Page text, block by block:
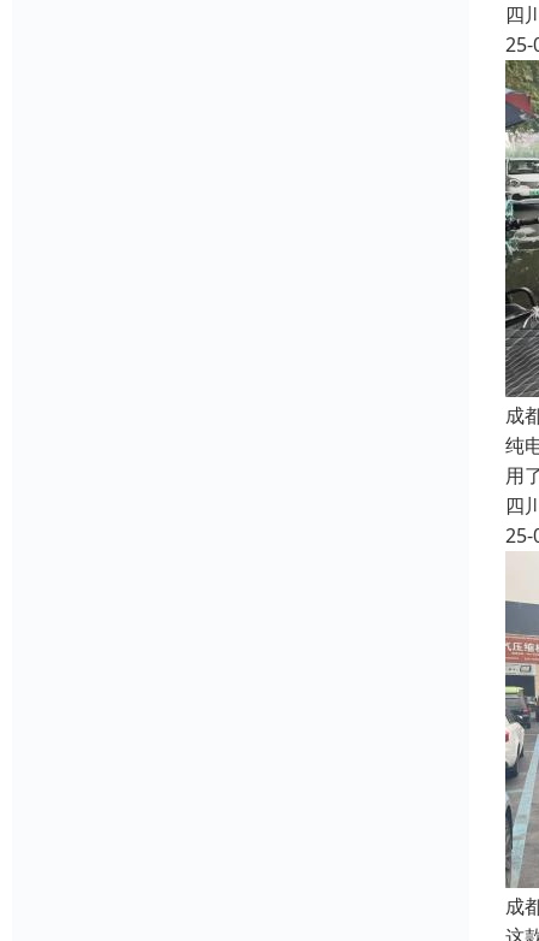
四
25-
成
纯
用
四
25-
成